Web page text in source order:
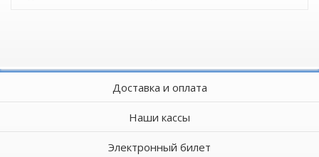
Доставка и оплата
Наши кассы
Электронный билет